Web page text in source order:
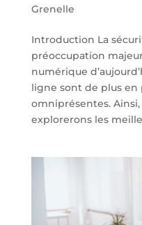
Grenelle
Introduction La
préoccupation
numérique
ligne sont de plus en
omniprésentes.
explorerons les